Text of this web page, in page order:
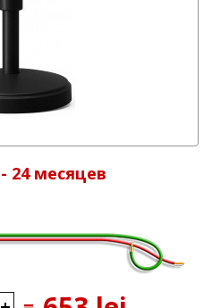
24 месяцев